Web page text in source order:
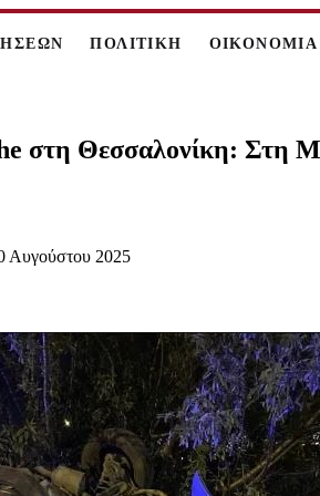
ΠΟΛΙΤΙΚΗ ΟΙΚΟΝΟΜΙΑ
στη Θεσσαλονίκη: Στη
Αυγούστου 2025